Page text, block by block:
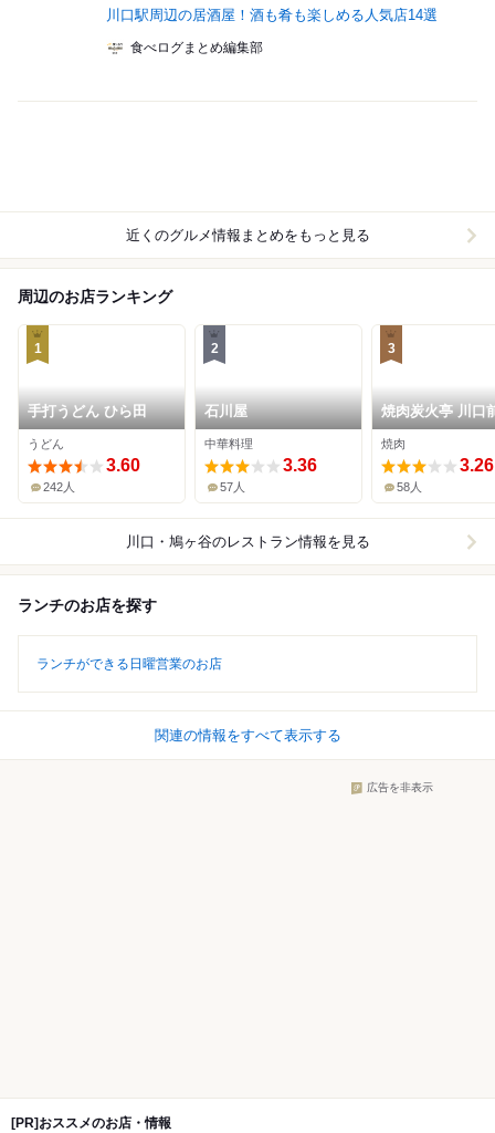
川口駅周辺の居酒屋！酒も肴も楽しめる人気店14選
食べログまとめ編集部
近くのグルメ情報まとめをもっと見る
周辺のお店ランキング
1
手打うどん ひら田
うどん
3.60
242人
2
石川屋
中華料理
3.36
57人
3
焼肉炭火亭 川口
店
焼肉
3.26
58人
川口・鳩ヶ谷のレストラン情報を見る
ランチのお店を探す
ランチができる日曜営業のお店
関連の情報をすべて表示する
広告を非表示
[PR]おススメのお店・情報